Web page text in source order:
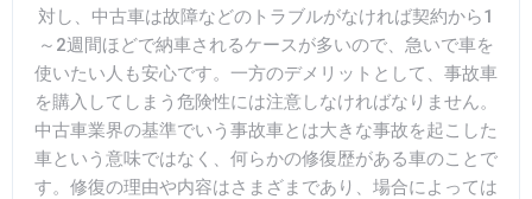
対し、中古車は故障などのトラブルがなければ契約から1
～2週間ほどで納車されるケースが多いので、急いで車を
使いたい人も安心です。一方のデメリットとして、事故車
を購入してしまう危険性には注意しなければなりません。
中古車業界の基準でいう事故車とは大きな事故を起こした
車という意味ではなく、何らかの修復歴がある車のことで
す。修復の理由や内容はさまざまであり、場合によっては